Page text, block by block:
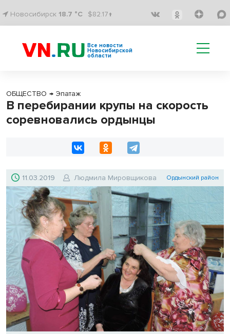
Новосибирск 18.7 °C $82.17↑
Все новости
Новосибирской
области
ОБЩЕСТВО → Эпатаж
В перебирании крупы на скорость
соревновались ордынцы
11.03.2019 Людмила Мировщикова Ордынский район